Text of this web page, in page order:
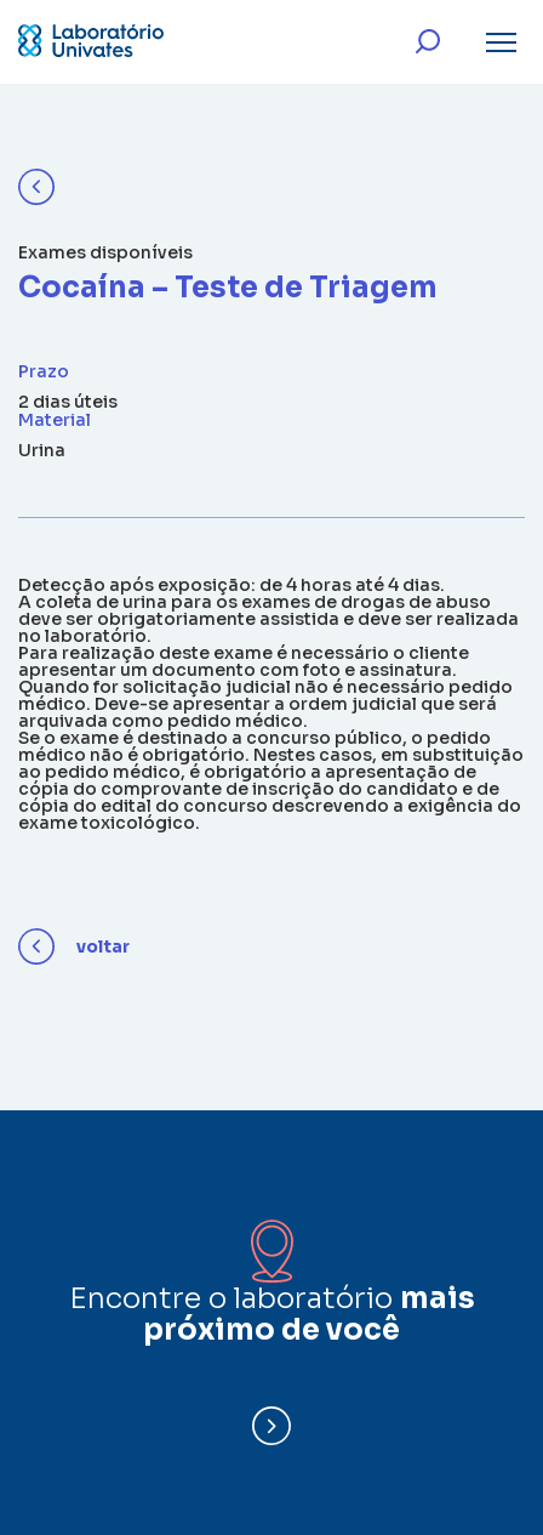
Exames disponíveis
Cocaína – Teste de Triagem
Prazo
2 dias úteis
Material
Urina
Detecção após exposição: de 4 horas até 4 dias.
A coleta de urina para os exames de drogas de abuso
deve ser obrigatoriamente assistida e deve ser realizada
no laboratório.
Para realização deste exame é necessário o cliente
apresentar um documento com foto e assinatura.
Quando for solicitação judicial não é necessário pedido
médico. Deve-se apresentar a ordem judicial que será
arquivada como pedido médico.
Se o exame é destinado a concurso público, o pedido
médico não é obrigatório. Nestes casos, em substituição
ao pedido médico, é obrigatório a apresentação de
cópia do comprovante de inscrição do candidato e de
cópia do edital do concurso descrevendo a exigência do
exame toxicológico.
voltar
Encontre o laboratório mais
próximo de você